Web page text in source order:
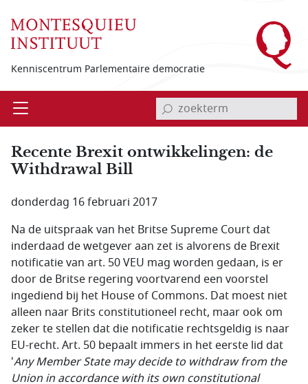
Kenniscentrum Parlementaire democratie
Open invoerveld zoekterm
Recente Brexit ontwikkelingen: de
Withdrawal Bill
donderdag 16 februari 2017
Na de uitspraak van het BritseSupreme Court dat
inderdaad de wetgever aan zet is alvorens de Brexit
notificatie van art. 50 VEU mag worden gedaan, is er
door de Britse regering voortvarend een voorstel
ingediend bij het House of Commons. Dat moest niet
alleen naar Brits constitutioneel recht, maar ook om
zeker te stellen dat die notificatie rechtsgeldig is naar
EU-recht. Art. 50 bepaalt immers in het eerste lid dat
'Any Member State may decide to withdraw from the
Union in accordance with its own constitutional